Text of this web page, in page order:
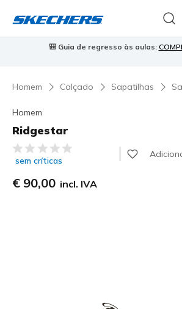
🎒 Guia de regresso às aulas:
Homem Calçado Sapatilhas
Homem
Ridgestar
3$3 de 5 – Classificação do cliente
sem críticas
€ 90,00 incl. IVA